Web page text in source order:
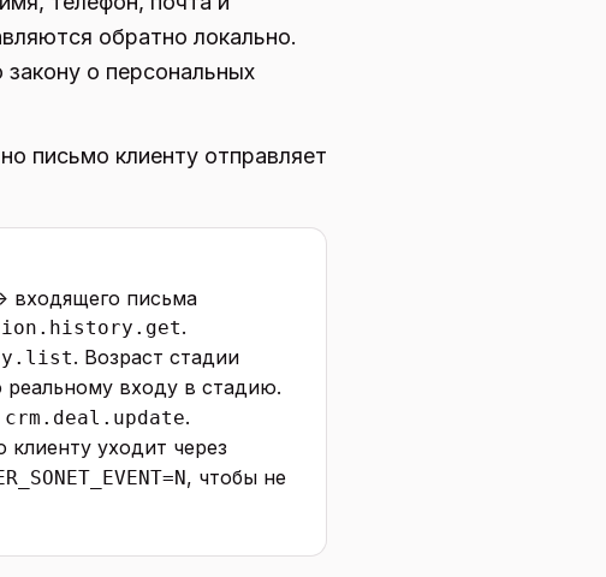
обратно локально.
о персональных
письмо клиенту отправляет
входящего письма
.
. Возраст стадии
реальному входу в стадию.
crm.deal.update.
клиенту уходит через
, чтобы не